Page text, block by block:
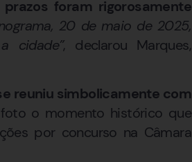
foram rigorosamente
20 de maio de 2025,
cidade”, declarou Marques,
reuniu simbolicamente com
o momento histórico que
por concurso na Câmara